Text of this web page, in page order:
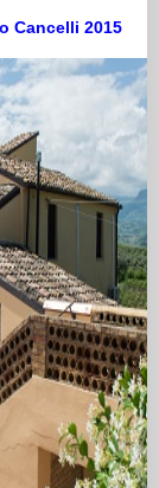
Cancelli 2015